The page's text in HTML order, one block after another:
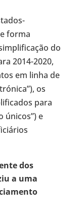
forma
do
2014-2020,
em linha de
os
para
únicos”) e
dos
a uma